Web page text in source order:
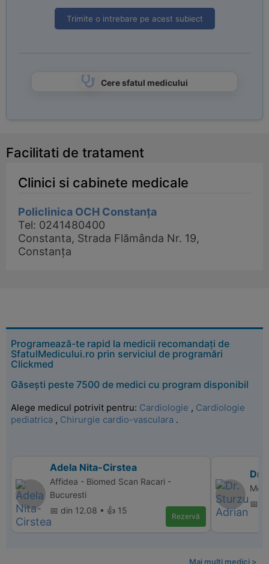
Trimite o intrebare pe acest subiect
Cere sfatul medicului
Facilitati de tratament
Clinici si cabinete medicale
Policlinica OCH Constanța
Tel: 0241480400
Constanta, Strada Flămânda Nr. 19,
Constanța
Programează-te rapid la medicii recomandați de
SfatulMedicului.ro prin serviciul de programări
Clickmed
Găsești peste 7500 de medici cu program disponibil
Alege medicul potrivit pentru: Cardiologie , Cardiologie
pediatrica , Chirurgie cardio-vasculara .
Adela Nita-Cirstea
Affidea - Biomed Scan Racari -
Bucuresti
📅 din 12.08 • 👍 15
Rezervă
Dr.
📅
Mai multi medici >